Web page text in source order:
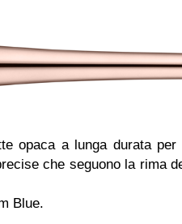
opaca a lunga durata
che seguono la rima
Blue.